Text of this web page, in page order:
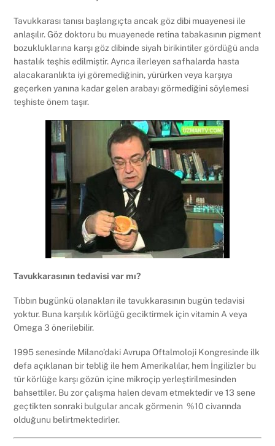
Tavukkarası tanısı başlangıçta ancak göz dibi muayenesi ile
anlaşılır. Göz doktoru bu muayenede retina tabakasının pigment
bozukluklarına karşı göz dibinde siyah birikintiler gördüğü anda
hastalık teşhis edilmiştir. Ayrıca ilerleyen safhalarda hasta
alacakaranlıkta iyi göremediğinin, yürürken veya karşıya
geçerken yanına kadar gelen arabayı görmediğini söylemesi
teşhiste önem taşır.
Tavukkarasının tedavisi var mı?
Tıbbın bugünkü olanakları ile tavukkarasının bugün tedavisi
yoktur. Buna karşılık körlüğü geciktirmek için vitamin A veya
Omega 3 önerilebilir.
1995 senesinde Milano’daki Avrupa Oftalmoloji Kongresinde ilk
defa açıklanan bir tebliğ ile hem Amerikalılar, hem İngilizler bu
tür körlüğe karşı gözün içine mikroçip yerleştirilmesinden
bahsettiler. Bu zor çalışma halen devam etmektedir ve 13 sene
geçtikten sonraki bulgular ancak görmenin %10 civarında
olduğunu belirtmektedirler.